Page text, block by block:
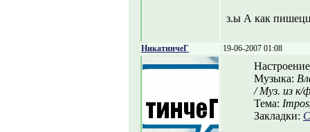
з.ы А как
НикатинчеГ 19-06-2007 01:08
Музыка:
/ Муз. из к/
Тема:
Закладки: